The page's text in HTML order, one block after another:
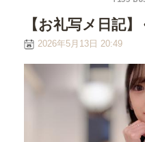
【お礼写メ日記
2026年5月13日 20:49